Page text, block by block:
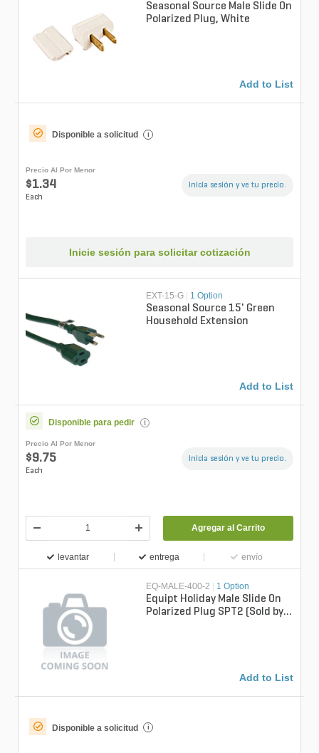
Seasonal Source Male Slide On
Polarized Plug, White
Add to List
Disponible a solicitud i
Precio Al Por Menor
$1.34
Each
Inicia sesión y ve tu precio.
Inicie sesión para solicitar cotización
EXT-15-G | 1 Option
Seasonal Source 15' Green
Household Extension
Add to List
Disponible para pedir
Precio Al Por Menor
$9.75
Each
Inicia sesión y ve tu precio.
Agregar al Carrito
levantar entrega envío
EQ-MALE-400-2 1 Option
Equipt Holiday Male Slide On
Polarized Plug SPT2 (Sold by
Add to List
Disponible a solicitud i